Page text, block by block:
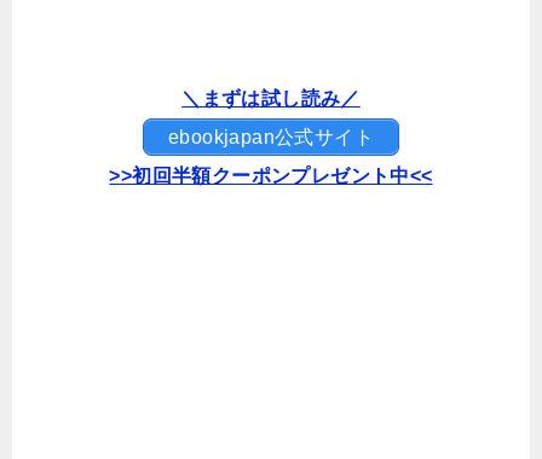
＼まずは試し読み／
ebookjapan公式サイト
>>初回半額クーポンプレゼント中<<